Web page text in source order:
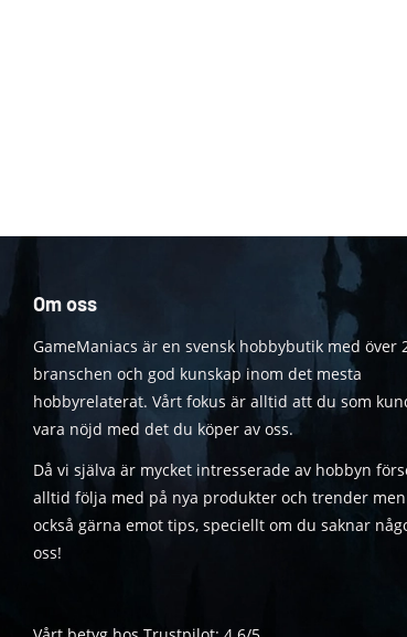
Om oss
GameManiacs är en svensk hobbybutik med över
branschen och god kunskap inom det mesta
hobbyrelaterat. Vårt fokus är alltid att du som
vara nöjd med det du köper av oss.
Då vi själva är mycket intresserade av hobbyn
alltid följa med på nya produkter och trender
också gärna emot tips, speciellt om du saknar
oss!